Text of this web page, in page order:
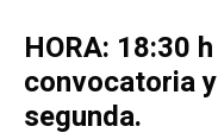
HORA: 18:30
convocatoria
segunda.